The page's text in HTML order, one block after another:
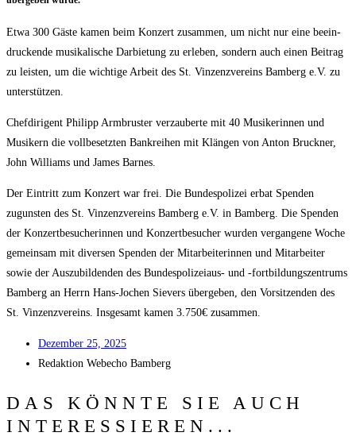
Etwa 300 Gäs­te kamen beim Kon­zert zusam­men, um nicht nur eine beein­
dru­cken­de musi­ka­li­sche Dar­bie­tung zu erle­ben, son­dern auch einen Bei­trag
zu leis­ten, um die wich­ti­ge Arbeit des St. Vin­zen­z­ver­eins Bam­berg e.V. zu
unterstützen.
Chef­di­ri­gent Phil­ipp Arm­brus­ter ver­zau­ber­te mit 40 Musi­ke­rin­nen und
Musi­kern die voll­be­setz­ten Bank­rei­hen mit Klän­gen von Anton Bruck­ner,
John Wil­liams und James Barnes.
Der Ein­tritt zum Kon­zert war frei. Die Bun­des­po­li­zei erbat Spen­den
zuguns­ten des St. Vin­zen­z­ver­eins Bam­berg e.V. in Bam­berg. Die Spen­den
der Kon­zert­be­su­che­rin­nen und Kon­zert­be­su­cher wur­den ver­gan­ge­ne Woche
gemein­sam mit diver­sen Spen­den der Mit­ar­bei­te­rin­nen und Mit­ar­bei­ter
sowie der Aus­zu­bil­den­den des Bun­des­po­li­zei­aus- und ‑fort­bil­dungs­zen­trums
Bam­berg an Herrn Hans-Jochen Sie­vers über­ge­ben, den Vor­sit­zen­den des
St. Vin­zen­z­ver­eins. Ins­ge­samt kamen 3.750€ zusammen.
Dezem­ber 25, 2025
Redak­ti­on Web­echo Bamberg
DAS KÖNNTE SIE AUCH
INTERESSIEREN...